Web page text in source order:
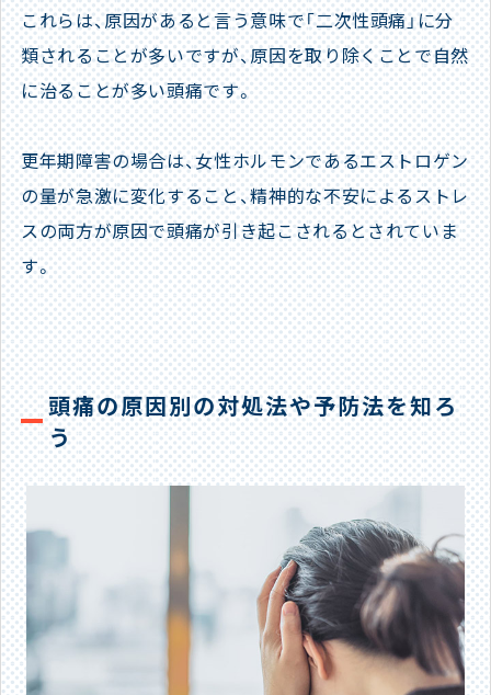
これらは、原因があると言う意味で「二次性頭痛」に分
類されることが多いですが、原因を取り除くことで自然
に治ることが多い頭痛です。
更年期障害の場合は、女性ホルモンであるエストロゲン
の量が急激に変化すること、精神的な不安によるストレ
スの両方が原因で頭痛が引き起こされるとされていま
す。
頭痛の原因別の対処法や予防法を知ろ
う